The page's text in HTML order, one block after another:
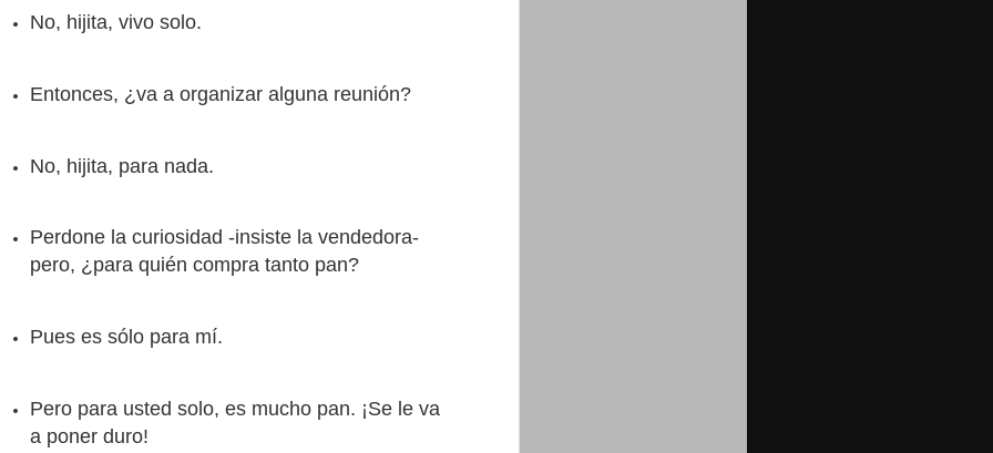
No, hijita, vivo solo.
Entonces, ¿va a organizar alguna reunión?
No, hijita, para nada.
Perdone la curiosidad -insiste la vendedora-
pero, ¿para quién compra tanto pan?
Pues es sólo para mí.
Pero para usted solo, es mucho pan. ¡Se le va
a poner duro!